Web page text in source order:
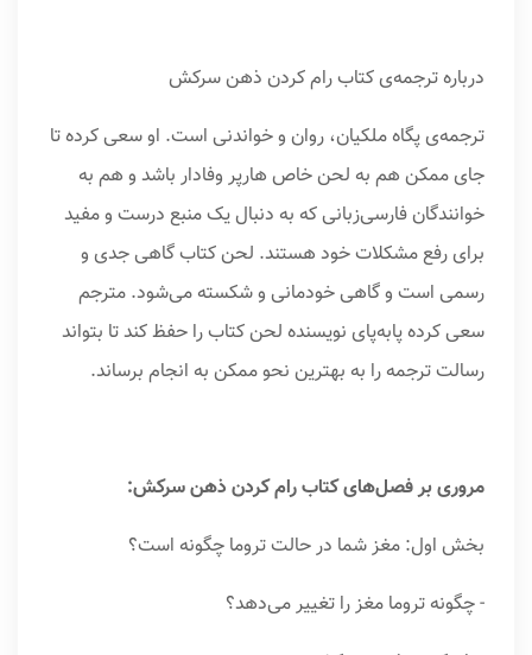
درباره ترجمه‌ی کتاب رام کردن ذهن سرکش
ترجمه‌ی پگاه ملکیان، روان و خواندنی است. او سعی کرده تا
جای ممکن هم به لحن خاص هارپر وفادار باشد و هم به
خوانندگان فارسی‌زبانی که به دنبال یک منبع درست و مفید
برای رفع مشکلات خود هستند. لحن کتاب گاهی جدی و
رسمی است و گاهی خودمانی و شکسته می‌شود. مترجم
سعی کرده پابه‌پای نویسنده لحن کتاب را حفظ کند تا بتواند
رسالت ترجمه را به بهترین نحو ممکن به انجام برساند.
مروری بر فصل‌های کتاب رام کردن ذهن سرکش:
بخش اول: مغز شما در حالت تروما چگونه است؟
- چگونه تروما مغز را تغییر می‌دهد؟